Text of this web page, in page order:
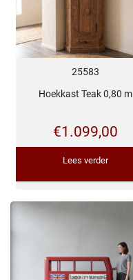
25583
Hoekkast Teak 0,80 m
€1.099,00
Lees verder